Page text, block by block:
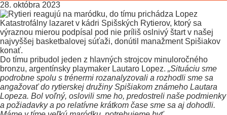
28. októbra 2023
Katastrofálny lazaret v kádri Spišských Rytierov, ktorý sa
výraznou mierou podpísal pod nie príliš oslnivý štart v našej
najvyššej basketbalovej súťaži, donútil manažment Spišiakov
konať.
Do tímu pribudol jeden z hlavných strojcov minuloročného
bronzu, argentínsky playmaker Lautaro Lopez. „Situáciu sme
podrobne spolu s trénermi rozanalyzovali a rozhodli sme sa
angažovať do rytierskej družiny Spišiakom známeho Lautara
Lopeza. Bol voľný, oslovili sme ho, predostreli naše podmienky
a požiadavky a po relatívne krátkom čase sme sa aj dohodli.